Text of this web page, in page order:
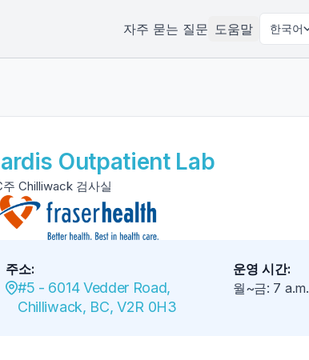
자주 묻는 질문 도움말 한국어
Outpatient Lab
주 Chilliwack 검사실
주소:
#5 - 6014 Vedder Road,
Chilliwack, BC, V2R 0H3
운영 시간:
월~금: 7 a.m.